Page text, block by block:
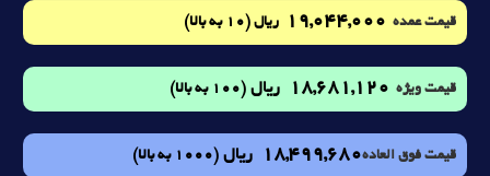
قیمت عمده 19,044,000 ریال (10 به بالا)
قیمت ویژه 18,681,120 ریال (100 به بالا)
قیمت فوق العاده18,499,680 ریال (1000 به بالا)